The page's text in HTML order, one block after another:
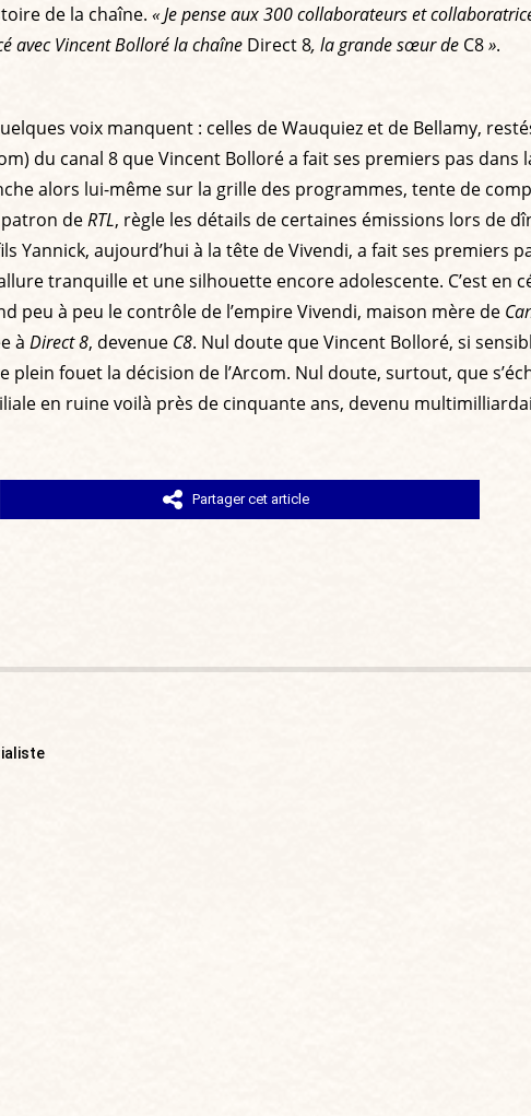
de la chaîne. « Je pense aux 300 collaborateurs et
avec Vincent Bolloré la chaîne Direct 8, la grande sœur de C8».
voix manquent : celles de Wauquiez et de Bellamy,
du canal 8 que Vincent Bolloré a fait ses premiers pas
alors lui-même sur la grille des programmes, tente de
deRTL, règle les détails de certaines émissions lors de
Yannick, aujourd’hui à la tête de Vivendi, a fait ses premiers
tranquille et une silhouette encore adolescente. C’est en
peu à peu le contrôle de l’empire Vivendi, maison mère de
à Direct 8, devenue C8. Nul doute que Vincent Bolloré, si
fouet la décision de l’Arcom. Nul doute, surtout, que
en ruine voilà près de cinquante ans, devenu
Partager cet article